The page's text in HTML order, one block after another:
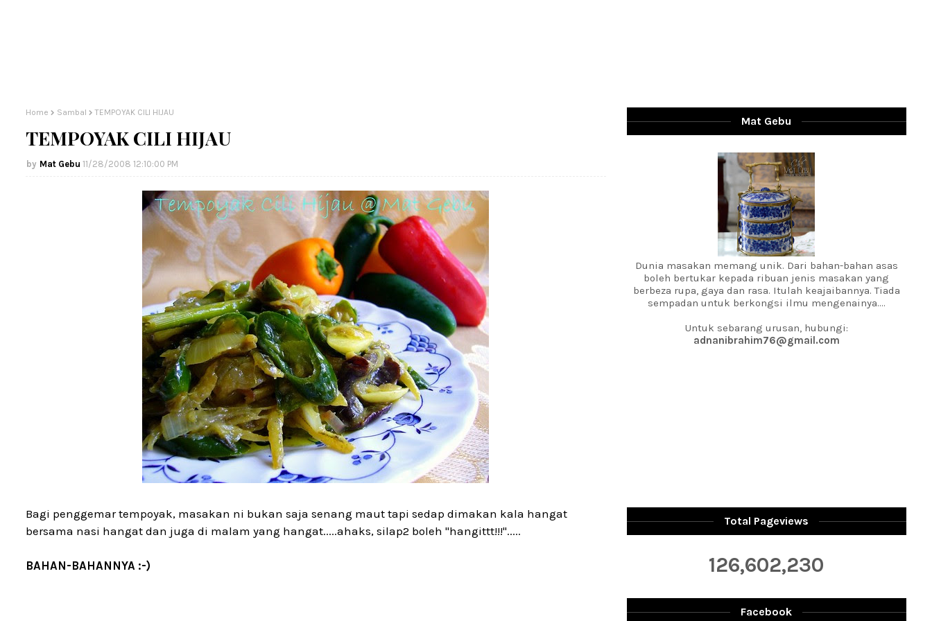
Home Sambal TEMPOYAK CILI HIJAU
TEMPOYAK CILI HIJAU
Mat Gebu 11/28/2008 12:10:00 PM
Bagi penggemar tempoyak, masakan ni bukan saja senang maut tapi sedap dimakan kala hangat
bersama nasi hangat dan juga di malam yang hangat.....ahaks, silap2 boleh "hangittt!!!".....
BAHAN-BAHANNYA :-)
Mat Gebu
Dunia masakan memang unik. Dari bahan-bahan asas
boleh bertukar kepada ribuan jenis masakan yang
berbeza rupa, gaya dan rasa. Itulah keajaibannya. Tiada
sempadan untuk berkongsi ilmu mengenainya....
Untuk sebarang urusan, hubungi:
adnanibrahim76@gmail.com
Total Pageviews
126,602,230
Facebook